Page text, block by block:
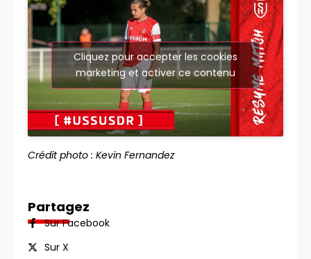
Cliquez pour accepter les cookies
marketing et activer ce contenu
Crédit photo : Kevin Fernandez
Partagez
Sur Facebook
Sur X